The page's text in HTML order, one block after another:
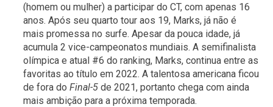
(homem ou mulher) a participar do CT, com apenas 16
anos. Após seu quarto tour aos 19, Marks, já não é
mais promessa no surfe. Apesar da pouca idade, já
acumula 2 vice-campeonatos mundiais. A semifinalista
olímpica e atual #6 do ranking, Marks, continua entre as
favoritas ao título em 2022. A talentosa americana ficou
de fora doFinal-5 de 2021, portanto chega com ainda
mais ambição para a próxima temporada.